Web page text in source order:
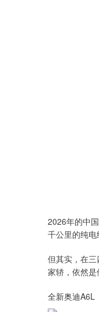
2026年的中
千公里的纯电
但其实，在
家轿，依然
全新奥迪A6L